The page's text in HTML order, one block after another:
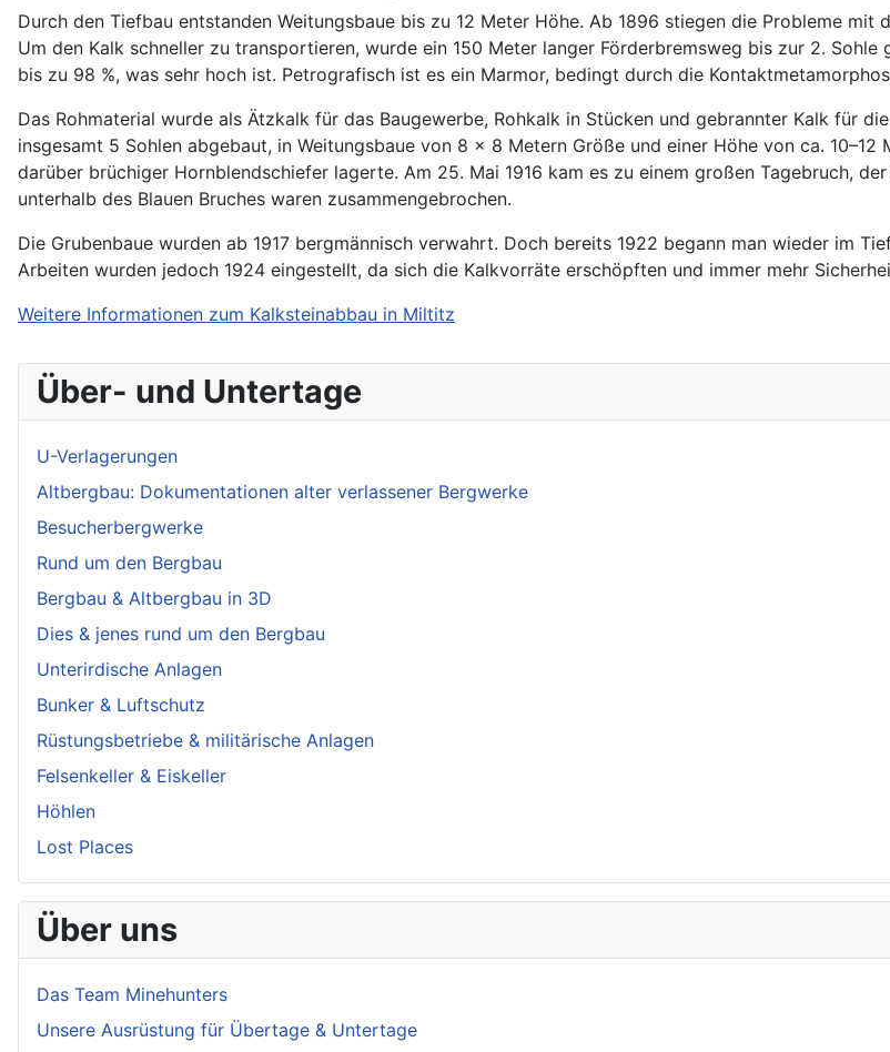
Durch den Tiefbau entstanden Weitungsbaue bis zu 12 Meter Höhe. Ab 1896 stiegen die Probleme mit
Um den Kalk schneller zu transportieren, wurde ein 150 Meter langer Förderbremsweg bis zur 2.
bis zu 98 %, was sehr hoch ist. Petrografisch ist es ein Marmor, bedingt durch die
Das Rohmaterial wurde als Ätzkalk für das Baugewerbe, Rohkalk in Stücken und gebrannter Kalk für
insgesamt 5 Sohlen abgebaut, in Weitungsbaue von 8 x 8 Metern Größe und einer Höhe von ca.
darüber brüchiger Hornblendschiefer lagerte. Am 25. Mai 1916 kam es zu einem großen Tagebruch,
unterhalb des Blauen Bruches waren zusammengebrochen.
Die Grubenbaue wurden ab 1917 bergmännisch verwahrt. Doch bereits 1922 begann man wieder im
Arbeiten wurden jedoch 1924 eingestellt, da sich die Kalkvorräte erschöpften und immer mehr
Weitere Informationen zum Kalksteinabbau in Miltitz
Über- und Untertage
U-Verlagerungen
Altbergbau: Dokumentationen alter verlassener Bergwerke
Besucherbergwerke
Rund um den Bergbau
Bergbau & Altbergbau in 3D
Dies & jenes rund um den Bergbau
Unterirdische Anlagen
Bunker & Luftschutz
Rüstungsbetriebe & militärische Anlagen
Felsenkeller & Eiskeller
Höhlen
Lost Places
Über uns
Das Team Minehunters
Unsere Ausrüstung für Übertage & Untertage